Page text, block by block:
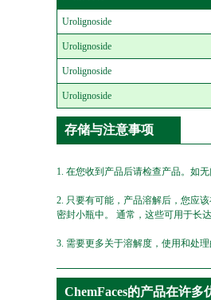
Urolignoside
Urolignoside
Urolignoside
Urolignoside
存储与注意事项
1. 在您收到产品后请检查产品。如
2. 只要有可能，产品溶解后，您应
密封小瓶中。 通常，这些可用于长
3. 需要更多关于溶解度，使用和处理
ChemFaces的产品在许